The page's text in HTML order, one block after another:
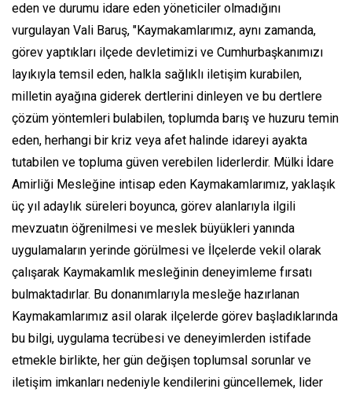
eden ve durumu idare eden yöneticiler olmadığını
vurgulayan Vali Baruş, "Kaymakamlarımız, aynı zamanda,
görev yaptıkları ilçede devletimizi ve Cumhurbaşkanımızı
layıkıyla temsil eden, halkla sağlıklı iletişim kurabilen,
milletin ayağına giderek dertlerini dinleyen ve bu dertlere
çözüm yöntemleri bulabilen, toplumda barış ve huzuru temin
eden, herhangi bir kriz veya afet halinde idareyi ayakta
tutabilen ve topluma güven verebilen liderlerdir. Mülki İdare
Amirliği Mesleğine intisap eden Kaymakamlarımız, yaklaşık
üç yıl adaylık süreleri boyunca, görev alanlarıyla ilgili
mevzuatın öğrenilmesi ve meslek büyükleri yanında
uygulamaların yerinde görülmesi ve İlçelerde vekil olarak
çalışarak Kaymakamlık mesleğinin deneyimleme fırsatı
bulmaktadırlar. Bu donanımlarıyla mesleğe hazırlanan
Kaymakamlarımız asil olarak ilçelerde görev başladıklarında
bu bilgi, uygulama tecrübesi ve deneyimlerden istifade
etmekle birlikte, her gün değişen toplumsal sorunlar ve
iletişim imkanları nedeniyle kendilerini güncellemek, lider